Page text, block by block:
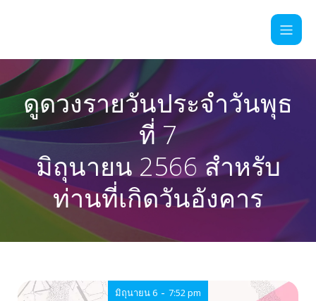
ดูดวงรายวันประจำวันพุธ
ที่ 7
มิถุนายน 2566 สำหรับ
ท่านที่เกิดวันอังคาร
มิถุนายน 6 - 7:52 pm